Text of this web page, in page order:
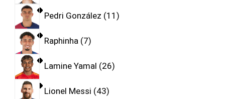
Pedri González 11
Raphinha 7
Lamine Yamal 26
Lionel Messi 43